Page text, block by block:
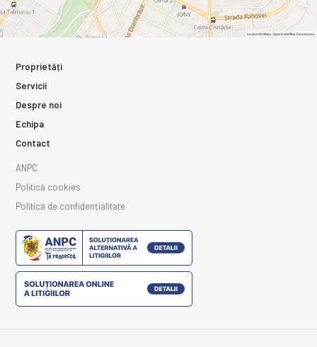
Proprietăți
Servicii
Despre noi
Echipa
Contact
ANPC
Politică cookies
Politică de confidențialitate